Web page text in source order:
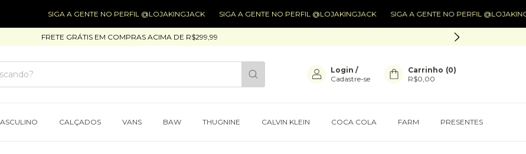
SIGA A GENTE NO PERFIL @LOJAKINGJACK SIGA A GENTE NO PERFIL @LOJAKINGJACK SIGA A GENTE NO PERFIL @LOJAKINGJACK
FRETE GRÁTIS EM COMPRAS ACIMA DE R$299,99
Login /
Cadastre-se
Carrinho (0)
R$0,00
CALÇADOS VANS BAW THUGNINE CALVIN KLEIN COCA COLA FARM PRESENTES